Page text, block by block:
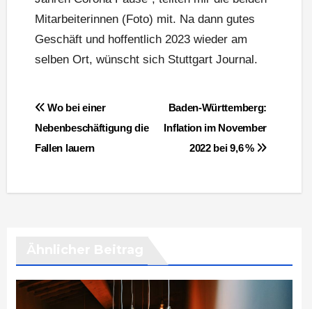
Mitarbeiterinnen (Foto) mit. Na dann gutes
Geschäft und hoffentlich 2023 wieder am
selben Ort, wünscht sich Stuttgart Journal.
BeitragsnavigationBaden-Württemberg:
Inflation im November
2022 bei 9,6 %
Wo bei einer
Nebenbeschäftigung die
Fallen lauern